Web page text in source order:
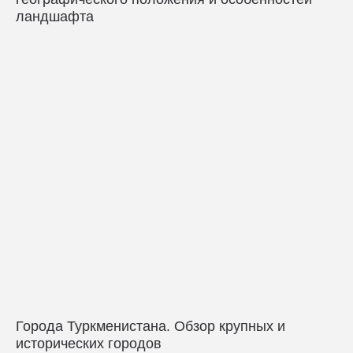
ландшафта
Города Туркменистана. Обзор крупных и
исторических городов